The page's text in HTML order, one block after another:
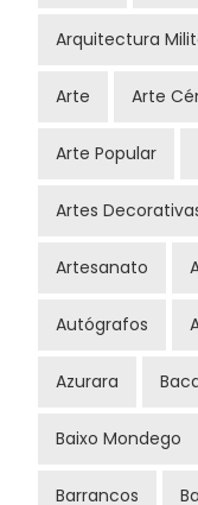
Arquitectura
Arte Arte
Arte Popular
Artes
Artesanato
Autógrafos
Azurara
Baixo Mondego
Barrancos